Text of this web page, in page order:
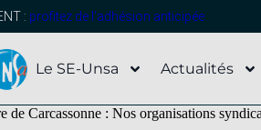
: profitez de l’adhésion anticipée
Le SE-Unsa Actualités
de Carcassonne : Nos organisations